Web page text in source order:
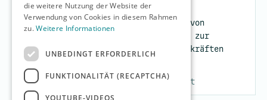
Dr’in Maria Nisser
Optimierte Erfassung von
Gesundheitsparametern zur
Entlastung von Pflegekräften
Medizin und Gesundheit
die weitere Nutzung der Website der
Verwendung von Cookies in diesem Rahmen
zu.Weitere Informationen
UNBEDINGT ERFORDERLICH
FUNKTIONALITÄT (RECAPTCHA)
YOUTUBE-VIDEOS